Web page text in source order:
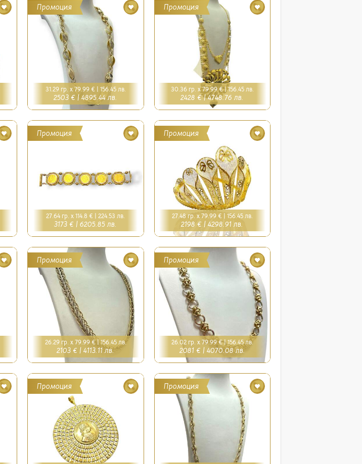
Промоция
31.29 гр. x 79.99 € | 156.45 лв.
2503 € |4895.44 лв.
Промоция
30.36 гр. x 79.99 € |156.45 лв.
2428 € |4748.76 лв.
Промоция
27.64 гр. x 114.8 € |224.53 лв.
3173 € |6205.85 лв.
Промоция
27.48 гр. x 79.99 € | 156.45 лв.
2198 € |4298.91 лв.
Промоция
26.29 гр. x 79.99 € |156.45 лв.
2103 € |4113.11 лв.
Промоция
26.02 гр. x 79.99 € |156.45 лв.
2081 € | 4070.08 лв.
Промоция Промоция